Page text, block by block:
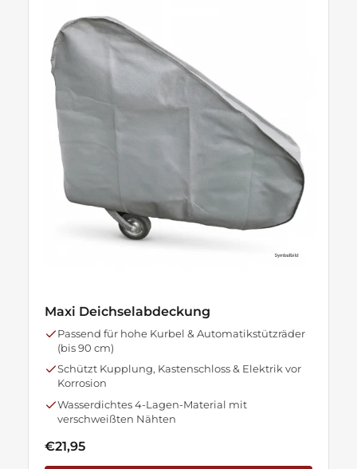
Maxi Deichselabdeckung
Passend für hohe Kurbel & Automatikstützräder
(bis 90 cm)
Schützt Kupplung, Kastenschloss & Elektrik vor
Korrosion
Wasserdichtes 4-Lagen-Material mit
verschweißten Nähten
€21,95